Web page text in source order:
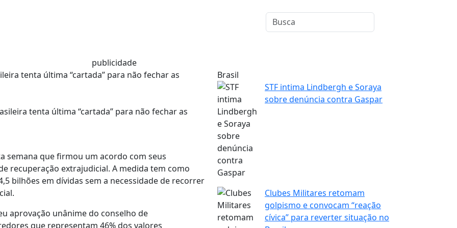
publicidade
tenta última “cartada” para não fechar as
semana que firmou um acordo com seus
recuperação extrajudicial. A medida tem como
bilhões em dívidas sem a necessidade de recorrer
aprovação unânime do conselho de
que representam 46% dos valores
Brasil
STF intima Lindbergh e Soraya
sobre denúncia contra Gaspar
Clubes Militares retomam
golpismo e convocam “reação
cívica” para reverter situação no